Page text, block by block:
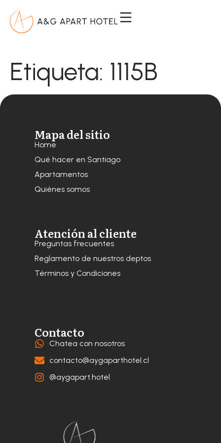
Etiqueta: 1115B
Mapa del sitio
Home
Qué hacer en Santiago
Apartamentos
Quiénes somos
Atención al cliente
Preguntas frecuentes
Reglamento de nuestros deptos
Términos y Condiciones
Contacto
Chatea con nosotros
contacto@aygaparthotel.cl
@aygapart.hotel